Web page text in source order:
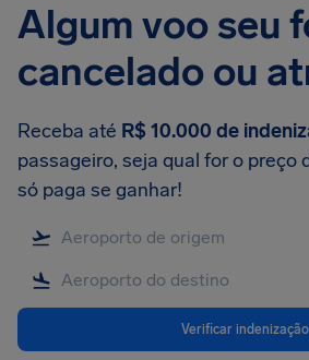
Algum voo seu
cancelado ou
Receba até R$ 10.000 de
passageiro, seja qual for o preço
só paga se ganhar!
Verificar indenização